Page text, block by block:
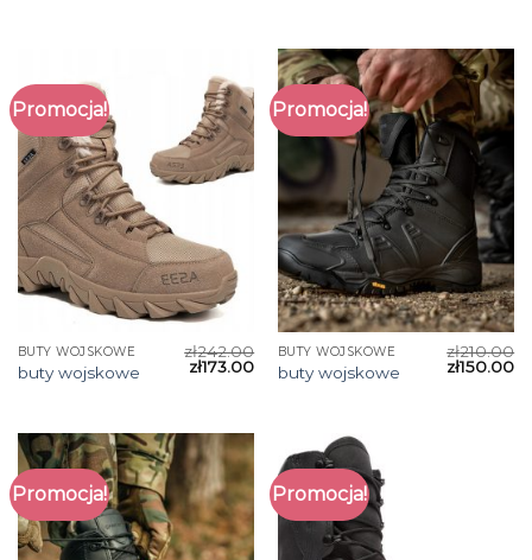
Promocja!
BUTY WOJSKOWE
buty wojskowe
zł242.00
zł173.00
Promocja!
BUTY WOJSKOWE
buty wojskowe
zł210.00
zł150.00
Promocja! Promocja!